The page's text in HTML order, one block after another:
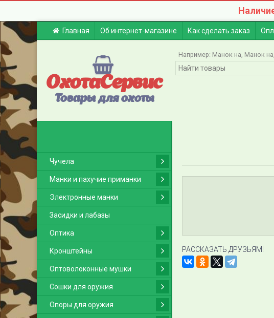
Главная Об интернет-магазине Как сделать заказ
ОхотаСервис
Товары для охоты
Например: Манок на Манок на
Чучела
Манки и пахучие приманки
Электронные манки
Засидки и лабазы
Оптика
Кронштейны
Оптоволоконные мушки
Сошки для оружия
Опоры для оружия
РАССКАЗАТЬ ДРУЗЬЯМ!